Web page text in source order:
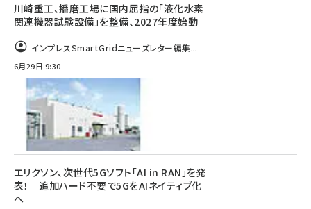
川崎重工、播磨工場に国内屈指の「液化水素
関連機器試験設備」を整備、2027年度始動
インプレスSmartGridニューズレター編集...
6月29日 9:30
エリクソン、次世代5Gソフト「AI in RAN」を発
表！ 追加ハード不要で5GをAIネイティブ化
へ